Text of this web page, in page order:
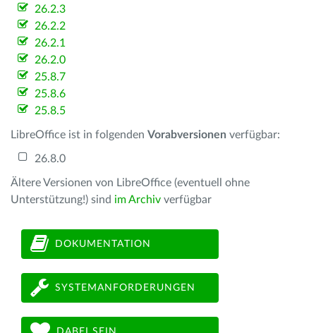
26.2.3
26.2.2
26.2.1
26.2.0
25.8.7
25.8.6
25.8.5
LibreOffice ist in folgenden Vorabversionen verfügbar:
26.8.0
Ältere Versionen von LibreOffice (eventuell ohne
Unterstützung!) sind im Archiv verfügbar
DOKUMENTATION
SYSTEMANFORDERUNGEN